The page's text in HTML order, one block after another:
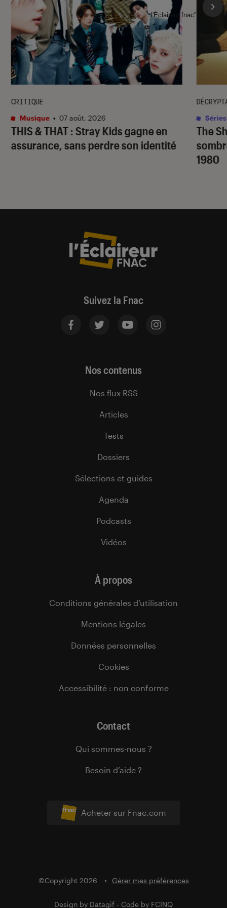
THIS & THAT: Stray Kids gagne en
assurance, sans perdre son identité
CRITIQUE
Musique • 07 août. 2026
The
1980
Séries
l'Éclaireur fnac">
Suivez la Fnac
Acheter sur Fnac.com
Nos contenus
Nos flux RSS
Articles
Tests
Dossiers
Sélections et guides
Agenda
Podcasts
Vidéos
À propos
Conditions générales d’utilisation
Mentions légales
Données personnelles
Cookies
Accessibilité : non conforme
Contact
Qui sommes-nous ?
Besoin d’aide ?
©Copyright 2026 Gérer mes préférences
Design by Datagif - Code by FCINQ